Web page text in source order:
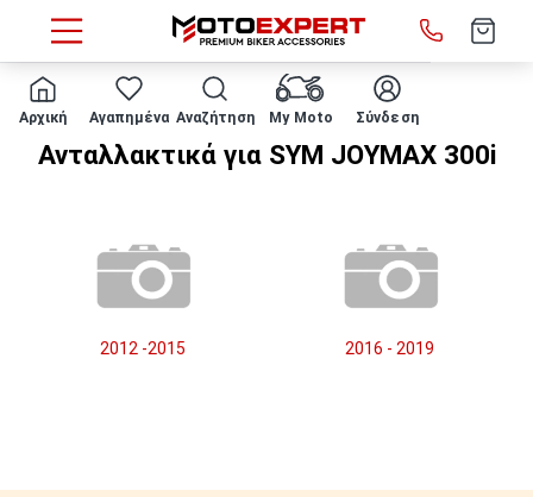
Αρχική Αγαπημένα Αναζήτηση My Moto Σύνδεση
HOME Μάρκα/μοντέλο SYM JOYMAX 300i
Ανταλλακτικά για SYM JOYMAX 300i
2012 -2015 2016 - 2019